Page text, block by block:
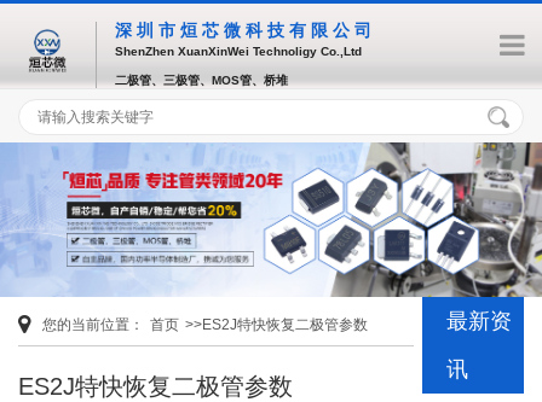
深圳市烜芯微科技有限公司
ShenZhen XuanXinWei Technoligy Co.,Ltd
二极管、三极管、MOS管、桥堆
您的当前位置： 首页 >>ES2J特快恢复二极管参数
ES2J特快恢复二极管参数
最新资
讯